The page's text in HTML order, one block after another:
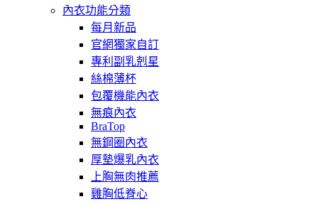
內衣功能分類
每月新品
官網獨家自訂
專利副乳剋星
絲棉薄杯
包覆機能內衣
無痕內衣
BraTop
無鋼圈內衣
厚墊爆乳內衣
上胸無肉推薦
雞胸低脊心